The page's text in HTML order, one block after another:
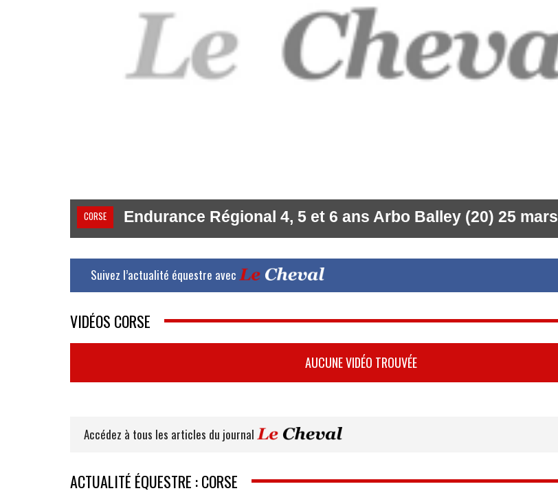
CORSE Endurance Régional 4, 5 et 6 ans Arbo Balley (20) 25 mars
Suivez l’actualité équestre avec
VIDÉOS CORSE
AUCUNE VIDÉO TROUVÉE
Accédez à tous les articles du journal
ACTUALITÉ ÉQUESTRE : CORSE